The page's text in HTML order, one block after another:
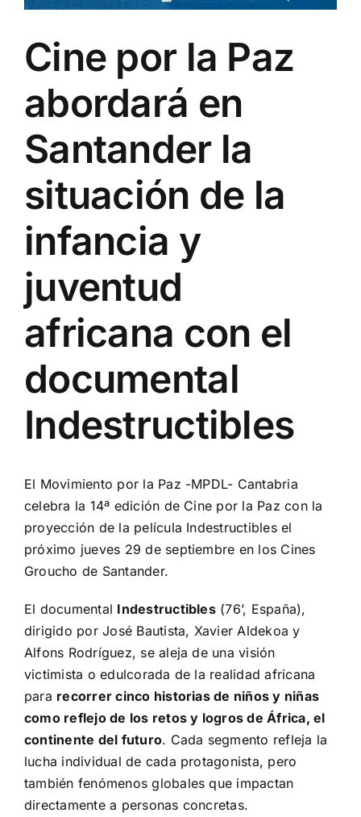
Cine por la Paz
abordará en
Santander la
situación de la
infancia y
juventud
africana con el
documental
Indestructibles
El Movimiento por la Paz -MPDL- Cantabria
celebra la 14ª edición de Cine por la Paz con la
proyección de la película Indestructibles el
próximo jueves 29 de septiembre en los Cines
Groucho de Santander.
El documental Indestructibles(76’, España),
dirigido por José Bautista, Xavier Aldekoa y
Alfons Rodríguez, se aleja de una visión
victimista o edulcorada de la realidad africana
para recorrer cinco historias de niños y niñas
como reflejo de los retos y logros de África, el
continente del futuro. Cada segmento refleja la
lucha individual de cada protagonista, pero
también fenómenos globales que impactan
directamente a personas concretas.